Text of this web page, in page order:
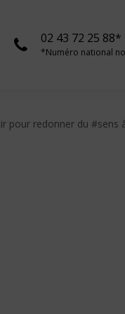
02 43 72 25 88*
*Numéro national
pour redonner du #sens